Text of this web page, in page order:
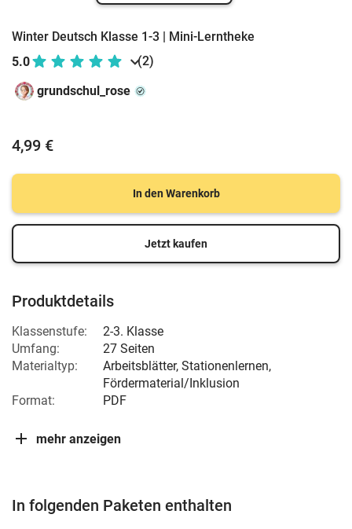
Winter Deutsch Klasse 1-3 | Mini-Lerntheke
5.0
(2)
grundschul_rose
4,99 €
In den Warenkorb
Jetzt kaufen
Produktdetails
Klassenstufe:
2-3. Klasse
Umfang:
27 Seiten
Materialtyp:
Arbeitsblätter, Stationenlernen,
Fördermaterial/Inklusion
Format:
PDF
mehr anzeigen
In folgenden Paketen enthalten